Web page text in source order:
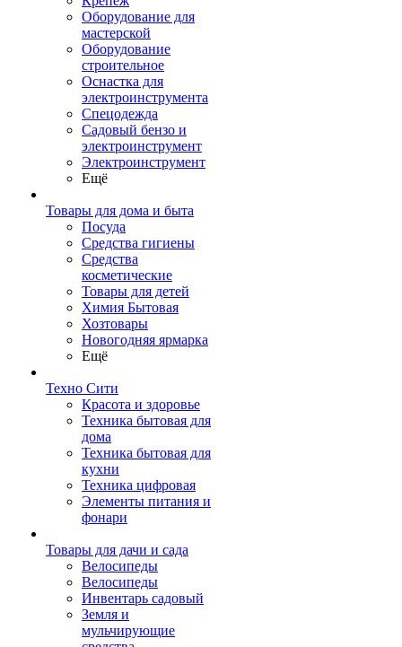
Оборудование для
мастерской
Оборудование
строительное
Оснастка для
электроинструмента
Спецодежда
Садовый бензо и
электроинструмент
Электроинструмент
Ещё
Товары для дома и быта
Посуда
Средства гигиены
Средства
косметические
Товары для детей
Химия Бытовая
Хозтовары
Новогодняя ярмарка
Ещё
Техно Сити
Красота и здоровье
Техника бытовая для
дома
Техника бытовая для
кухни
Техника цифровая
Элементы питания и
фонари
Товары для дачи и сада
Велосипеды
Велосипеды
Инвентарь садовый
Земля и
мульчирующие